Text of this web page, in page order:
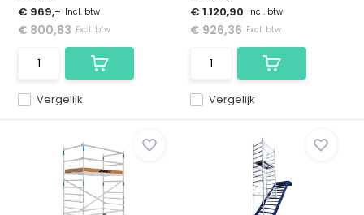
Vergelijk
€ 969,- Incl. btw
€ 800,83 Excl. btw
Vergelijk
€ 1.120,90 Incl. btw
€ 926,36 Excl. btw